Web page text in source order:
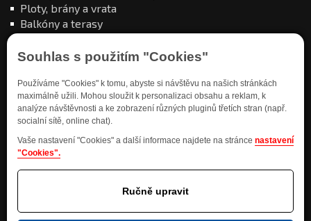
Souhlas s použitím "Cookies"
Používáme "Cookies" k tomu, abyste si návštěvu na našich stránkách
maximálně užili. Mohou sloužit k personalizaci obsahu a reklam, k
analýze návštěvnosti a ke zobrazení různých pluginů třetích stran (např.
socialní sítě, online chat).
Vaše nastavení "Cookies" a další informace najdete na stránce nastavení
"Cookies".
Ručně upravit
Ploty, brány a vrata
Balkóny a terasy
Kde nás najdete